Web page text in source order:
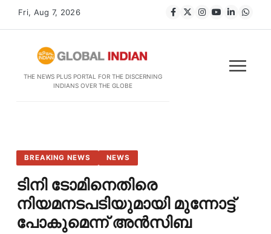
Fri, Aug 7, 2026
THE NEWS PLUS PORTAL FOR THE DISCERNING
INDIANS OVER THE GLOBE
BREAKING NEWS NEWS
ടിനി ടോമിനെതിരെ
നിയമനടപടിയുമായി മുന്നോട്ട്
പോകുമെന്ന് അൻസിബ